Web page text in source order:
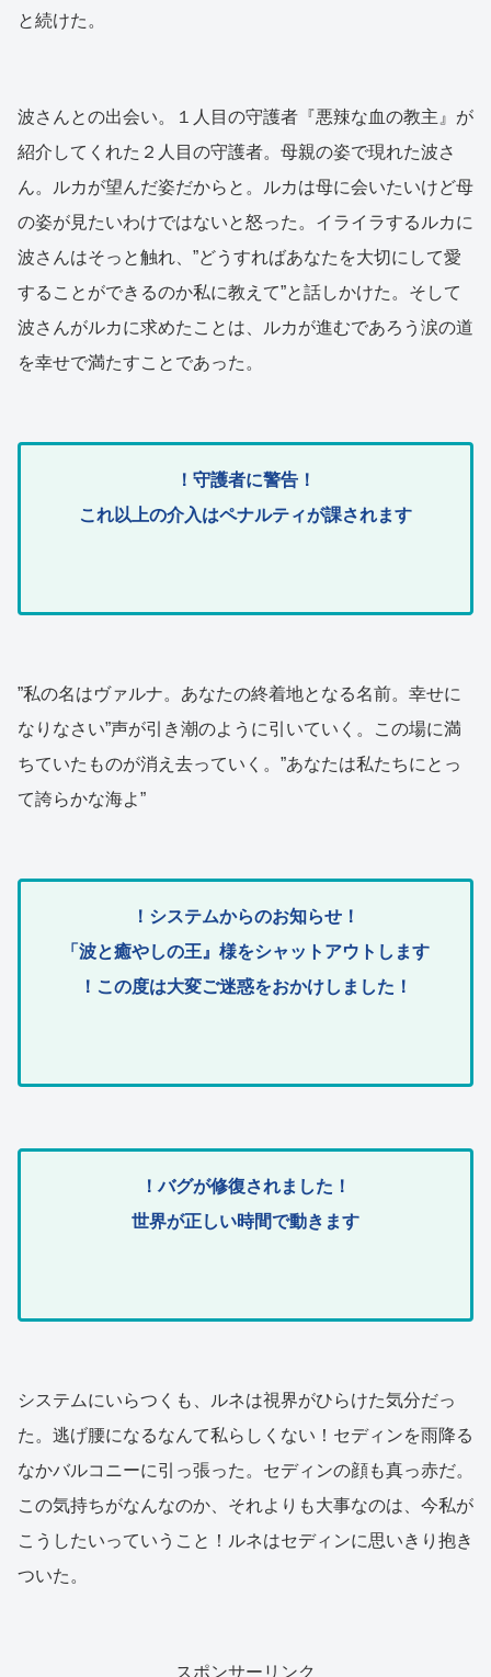
と続けた。
波さんとの出会い。１人目の守護者『悪辣な血の教主』が
紹介してくれた２人目の守護者。母親の姿で現れた波さ
ん。ルカが望んだ姿だからと。ルカは母に会いたいけど母
の姿が見たいわけではないと怒った。イライラするルカに
波さんはそっと触れ、”どうすればあなたを大切にして愛
することができるのか私に教えて”と話しかけた。そして
波さんがルカに求めたことは、ルカが進むであろう涙の道
を幸せで満たすことであった。
！守護者に警告！
これ以上の介入はペナルティが課されます
”私の名はヴァルナ。あなたの終着地となる名前。幸せに
なりなさい”声が引き潮のように引いていく。この場に満
ちていたものが消え去っていく。”あなたは私たちにとっ
て誇らかな海よ”
！システムからのお知らせ！
「波と癒やしの王』様をシャットアウトします
！この度は大変ご迷惑をおかけしました！
！バグが修復されました！
世界が正しい時間で動きます
システムにいらつくも、ルネは視界がひらけた気分だっ
た。逃げ腰になるなんて私らしくない！セディンを雨降る
なかバルコニーに引っ張った。セディンの顔も真っ赤だ。
この気持ちがなんなのか、それよりも大事なのは、今私が
こうしたいっていうこと！ルネはセディンに思いきり抱き
ついた。
スポンサーリンク